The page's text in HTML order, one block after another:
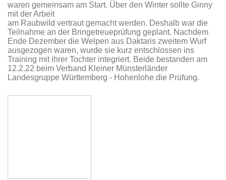
waren gemeinsam am Start. Über den Winter sollte Ginny
mit der Arbeit
am Raubwild vertraut gemacht werden. Deshalb war die
Teilnahme an der Bringetreueprüfung geplant. Nachdem
Ende Dezember die Welpen aus Daktaris zweitem Wurf
ausgezogen waren, wurde sie kurz entschlossen ins
Training mit ihrer Tochter integriert. Beide bestanden am
12.2.22 beim Verband Kleiner Münsterländer
Landesgruppe Württemberg - Hohenlohe die Prüfung.